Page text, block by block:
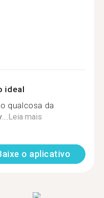
ideal
qualcosa da
Leia mais
o aplicativo